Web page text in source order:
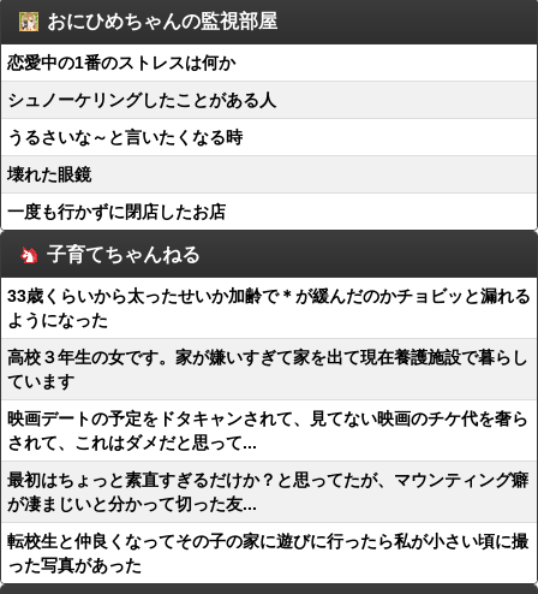
おにひめちゃんの監視部屋
恋愛中の1番のストレスは何か
シュノーケリングしたことがある人
うるさいな～と言いたくなる時
壊れた眼鏡
一度も行かずに閉店したお店
子育てちゃんねる
33歳くらいから太ったせいか加齢で＊が緩んだのかチョビッと漏れる
ようになった
高校３年生の女です。家が嫌いすぎて家を出て現在養護施設で暮らし
ています
映画デートの予定をドタキャンされて、見てない映画のチケ代を奢ら
されて、これはダメだと思って...
最初はちょっと素直すぎるだけか？と思ってたが、マウンティング癖
が凄まじいと分かって切った友...
転校生と仲良くなってその子の家に遊びに行ったら私が小さい頃に撮
った写真があった